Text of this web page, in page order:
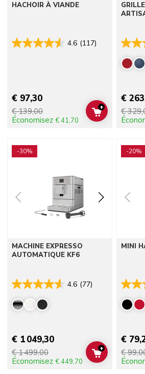
HACHOIR À VIANDE
4.6 (117)
€ 97,30
€ 139,00
Économisez € 41,70
ADD TO
+
€
€
-30%
MACHINE EXPRESSO
AUTOMATIQUE KF6
4.6 (77)
€ 1 049,30
€ 1 499,00
Économisez € 449,70
ADD TO
+
-20%
MINI
€
€